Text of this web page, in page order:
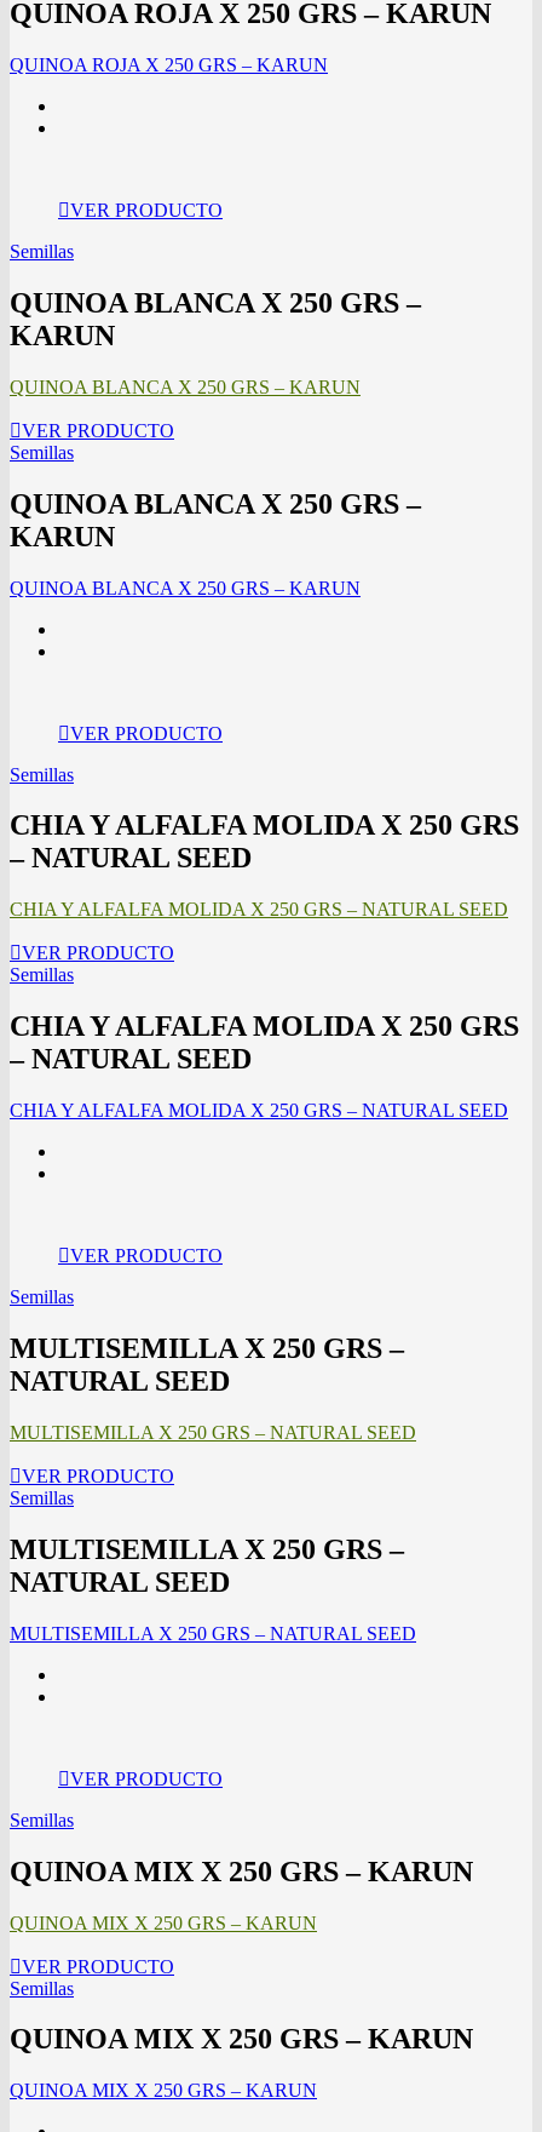
QUINOA ROJA X 250 GRS – KARUN
QUINOA ROJA X 250 GRS – KARUN
VER PRODUCTO
Semillas
QUINOA BLANCA X 250 GRS –
KARUN
QUINOA BLANCA X 250 GRS – KARUN
VER PRODUCTO
Semillas
QUINOA BLANCA X 250 GRS –
KARUN
QUINOA BLANCA X 250 GRS – KARUN
VER PRODUCTO
Semillas
CHIA Y ALFALFA MOLIDA X 250 GRS
– NATURAL SEED
CHIA Y ALFALFA MOLIDA X 250 GRS – NATURAL SEED
VER PRODUCTO
Semillas
CHIA Y ALFALFA MOLIDA X 250 GRS
– NATURAL SEED
CHIA Y ALFALFA MOLIDA X 250 GRS – NATURAL SEED
VER PRODUCTO
Semillas
MULTISEMILLA X 250 GRS –
NATURAL SEED
MULTISEMILLA X 250 GRS – NATURAL SEED
VER PRODUCTO
Semillas
MULTISEMILLA X 250 GRS –
NATURAL SEED
MULTISEMILLA X 250 GRS – NATURAL SEED
VER PRODUCTO
Semillas
QUINOA MIX X 250 GRS – KARUN
QUINOA MIX X 250 GRS – KARUN
VER PRODUCTO
Semillas
QUINOA MIX X 250 GRS – KARUN
QUINOA MIX X 250 GRS – KARUN